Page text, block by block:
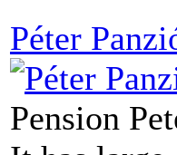
Péter
Pension